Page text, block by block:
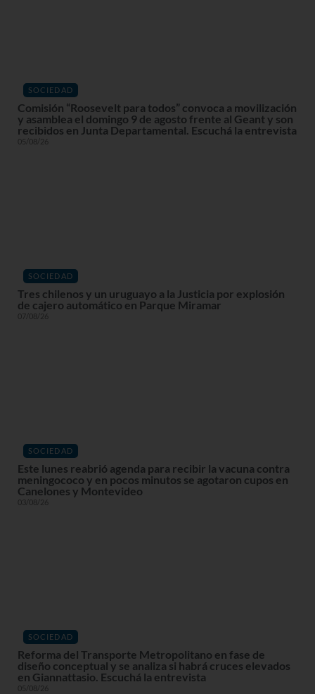
SOCIEDAD
Comisión “Roosevelt para todos” convoca a movilización
y asamblea el domingo 9 de agosto frente al Geant y son
recibidos en Junta Departamental. Escuchá la entrevista
05/08/26
SOCIEDAD
Tres chilenos y un uruguayo a la Justicia por explosión
de cajero automático en Parque Miramar
07/08/26
SOCIEDAD
Este lunes reabrió agenda para recibir la vacuna contra
meningococo y en pocos minutos se agotaron cupos en
Canelones y Montevideo
03/08/26
SOCIEDAD
Reforma del Transporte Metropolitano en fase de
diseño conceptual y se analiza si habrá cruces elevados
en Giannattasio. Escuchá la entrevista
05/08/26